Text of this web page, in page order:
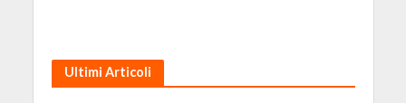
Ultimi Articoli